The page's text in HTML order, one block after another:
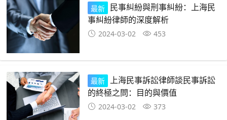
最新 民事糾紛與刑事糾紛：上海民
事糾紛律師的深度解析
2024-03-02 453
最新 上海民事訴訟律師談民事訴訟
的終極之問：目的與價值
2024-03-02 373